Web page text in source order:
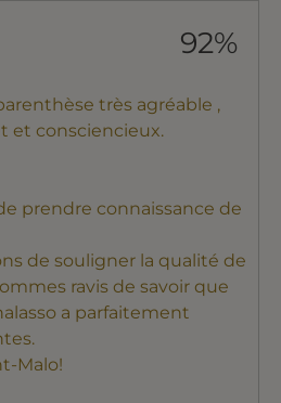
92%
très agréable ,
et consciencieux.
prendre connaissance de
de souligner la qualité de
ravis de savoir que
a parfaitement
Malo!